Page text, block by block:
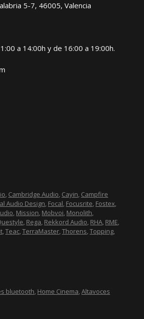
5-7, 46005, Valencia
a 14:00h y de 16:00 a 19:00h.
, Cambridge Audio, Cayin, Campfire
Audio Design, Focal, Focusrite, Fostex,
, Mission, Mobvoi, Monolith,
, Rega, Rekkord Audio, RHA, RME,
,Teac,TerraMaster,Thorens,Topping,
bluetooth, Home Cinema,Altavoces